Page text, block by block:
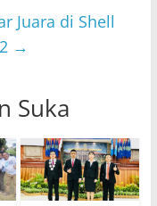
Juara di Shell
→
Suka